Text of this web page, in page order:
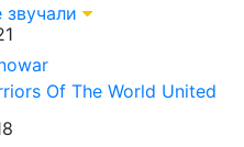
звучали
Of The World United